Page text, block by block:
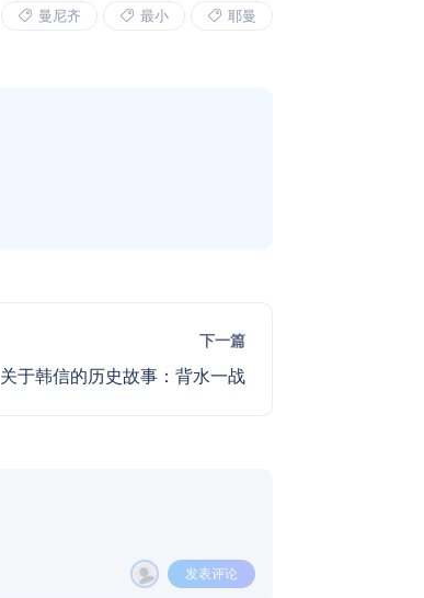
曼尼齐 最小 耶曼
下一篇
关于韩信的历史故事：背水一战
发表评论